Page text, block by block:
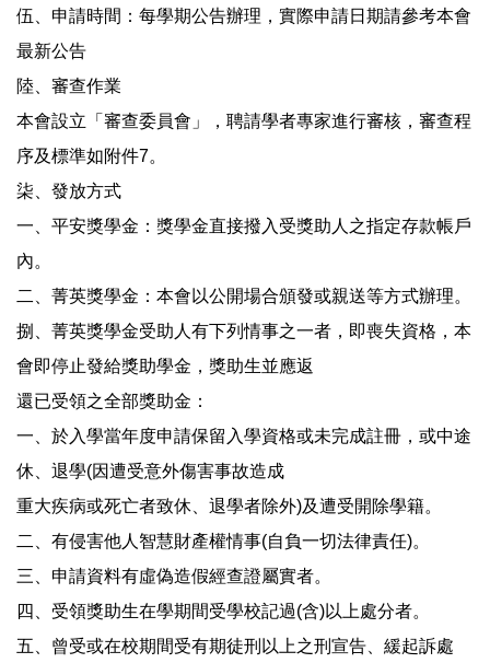
伍、申請時間：每學期公告辦理，實際申請日期請參考本會
最新公告
陸、審查作業
本會設立「審查委員會」，聘請學者專家進行審核，審查程
序及標準如附件7。
柒、發放方式
一、平安獎學金：獎學金直接撥入受獎助人之指定存款帳戶
內。
二、菁英獎學金：本會以公開場合頒發或親送等方式辦理。
捌、菁英獎學金受助人有下列情事之一者，即喪失資格，本
會即停止發給獎助學金，獎助生並應返
還已受領之全部獎助金：
一、於入學當年度申請保留入學資格或未完成註冊，或中途
休、退學(因遭受意外傷害事故造成
重大疾病或死亡者致休、退學者除外)及遭受開除學籍。
二、有侵害他人智慧財產權情事(自負一切法律責任)。
三、申請資料有虛偽造假經查證屬實者。
四、受領獎助生在學期間受學校記過(含)以上處分者。
五、曾受或在校期間受有期徒刑以上之刑宣告、緩起訴處